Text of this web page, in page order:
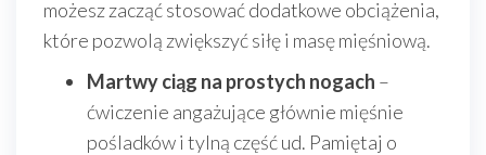
możesz zacząć stosować dodatkowe obciążenia,
które pozwolą zwiększyć siłę i masę mięśniową.
Martwy ciąg na prostych nogach –
ćwiczenie angażujące głównie mięśnie
pośladków i tylną część ud. Pamiętaj o